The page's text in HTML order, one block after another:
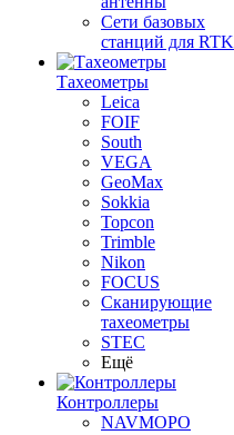
Сети базовых
станций для RTK
Тахеометры
Leica
FOIF
South
VEGA
GeoMax
Sokkia
Topcon
Trimble
Nikon
FOCUS
Сканирующие
тахеометры
STEC
Ещё
Контроллеры
NAVMOPO